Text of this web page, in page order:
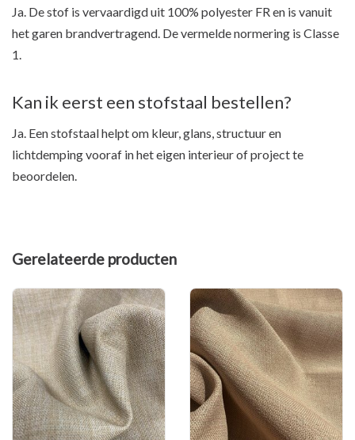
Ja. De stof is vervaardigd uit 100% polyester FR en is vanuit
het garen brandvertragend. De vermelde normering is Classe
1.
Kan ik eerst een stofstaal bestellen?
Ja. Een stofstaal helpt om kleur, glans, structuur en
lichtdemping vooraf in het eigen interieur of project te
beoordelen.
Gerelateerde producten